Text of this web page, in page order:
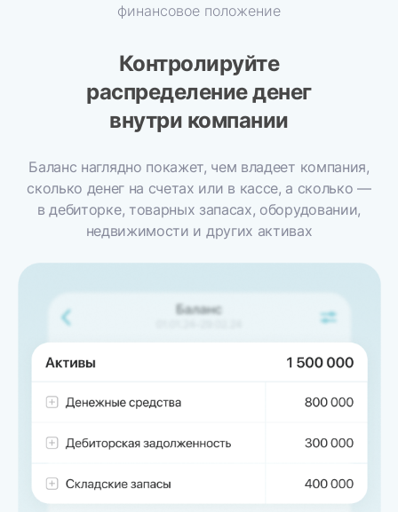
финансовое положение
Контролируйте
распределение денег
внутри компании
Баланс наглядно покажет, чем владеет компания,
сколько денег на счетах или в кассе, а сколько —
в дебиторке, товарных запасах, оборудовании,
недвижимости и других активах